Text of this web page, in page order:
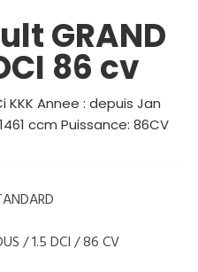
GRAND
86 cv
KKK Annee : depuis Jan
ccm Puissance: 86CV
/ 1.5 DCI / 86 CV